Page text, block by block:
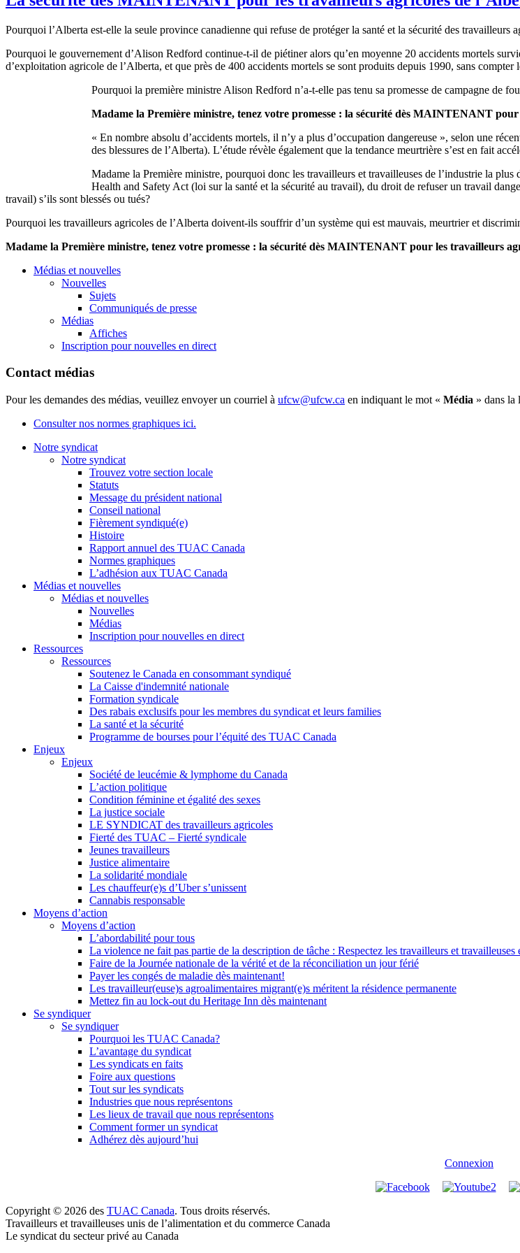
Pourquoi l’Alberta est-elle la seule province canadienne qui refuse de protéger la santé et la sécurité des travailleurs
Pourquoi le gouvernement d’Alison Redford continue-t-il de piétiner alors qu’en moyenne 20 accidents mortels
d’exploitation agricole de l’Alberta, et que près de 400 accidents mortels se sont produits depuis 1990, sans
Pourquoi la première ministre Alison Redford n’a-t-elle pas tenu sa promesse de campagne de
Madame la Première ministre, tenez votre promesse : la sécurité dès MAINTENANT
« En nombre absolu d’accidents mortels, il n’y a plus d’occupation dangereuse », selon une
des blessures de l’Alberta). L’étude révèle également que la tendance meurtrière s’est en fait
Madame la Première ministre, pourquoi donc les travailleurs et travailleuses de l’industrie la
Health and Safety Act (loi sur la santé et la sécurité au travail), du droit de refuser un travail
travail) s’ils sont blessés ou tués?
Pourquoi les travailleurs agricoles de l’Alberta doivent-ils souffrir d’un système qui est mauvais, meurtrier et
Madame la Première ministre, tenez votre promesse : la sécurité dès MAINTENANT pour les travailleurs
Médias et nouvelles
Nouvelles
Sujets
Communiqués de presse
Médias
Affiches
Inscription pour nouvelles en direct
Contact médias
Pour les demandes des médias, veuillez envoyer un courriel à ufcw@ufcw.ca en indiquant le mot « Média » dans la
Consulter nos normes graphiques ici.
Notre syndicat
Notre syndicat
Trouvez votre section locale
Statuts
Message du président national
Conseil national
Fièrement syndiqué(e)
Histoire
Rapport annuel des TUAC Canada
Normes graphiques
L’adhésion aux TUAC Canada
Médias et nouvelles
Médias et nouvelles
Nouvelles
Médias
Inscription pour nouvelles en direct
Ressources
Ressources
Soutenez le Canada en consommant syndiqué
La Caisse d'indemnité nationale
Formation syndicale
Des rabais exclusifs pour les membres du syndicat et leurs families
La santé et la sécurité
Programme de bourses pour l’équité des TUAC Canada
Enjeux
Enjeux
Société de leucémie & lymphome du Canada
L’action politique
Condition féminine et égalité des sexes
La justice sociale
LE SYNDICAT des travailleurs agricoles
Fierté des TUAC – Fierté syndicale
Jeunes travailleurs
Justice alimentaire
La solidarité mondiale
Les chauffeur(e)s d’Uber s’unissent
Cannabis responsable
Moyens d’action
Moyens d’action
L’abordabilité pour tous
La violence ne fait pas partie de la description de tâche : Respectez les travailleurs et travailleuses
Faire de la Journée nationale de la vérité et de la réconciliation un jour férié
Payer les congés de maladie dès maintenant!
Les travailleur(euse)s agroalimentaires migrant(e)s méritent la résidence permanente
Mettez fin au lock-out du Heritage Inn dès maintenant
Se syndiquer
Se syndiquer
Pourquoi les TUAC Canada?
L’avantage du syndicat
Les syndicats en faits
Foire aux questions
Tout sur les syndicats
Industries que nous représentons
Les lieux de travail que nous représentons
Comment former un syndicat
Adhérez dès aujourd’hui
Connexion
Copyright © 2026 des TUAC Canada. Tous droits réservés.
Travailleurs et travailleuses unis de l’alimentation et du commerce Canada
Le syndicat du secteur privé au Canada